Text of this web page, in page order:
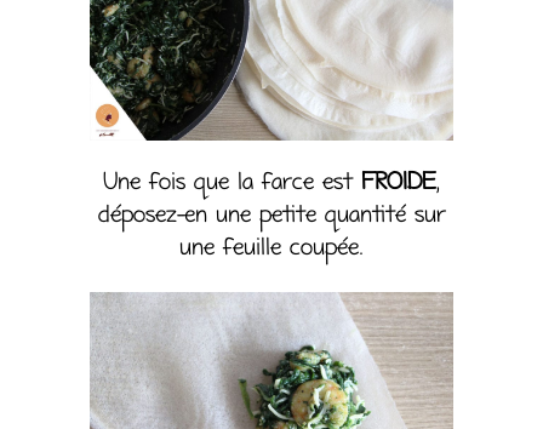
Une fois que la farce est FROIDE,
déposez-en une petite quantité sur
une feuille coupée.